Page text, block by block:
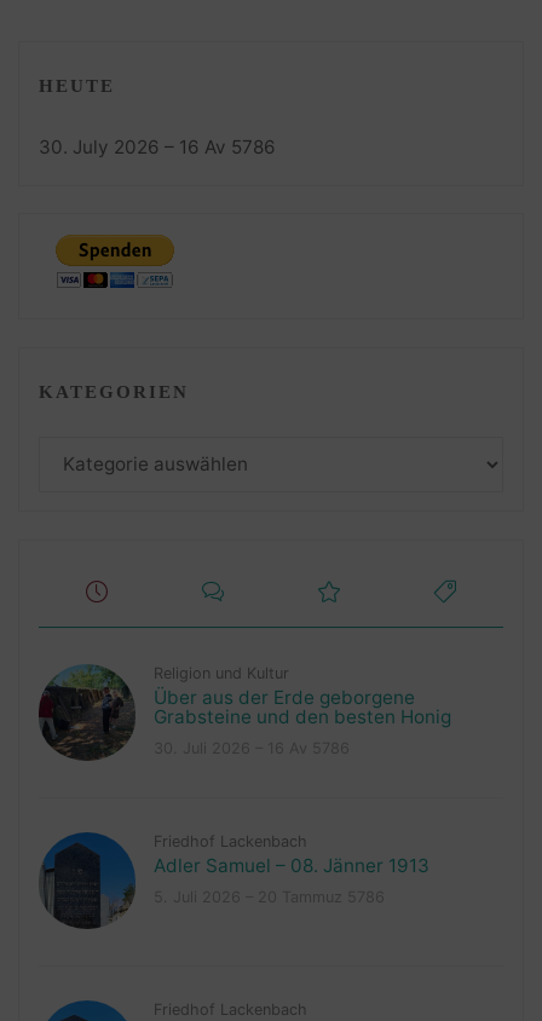
HEUTE
30. July 2026 – 16 Av 5786
KATEGORIEN
Religion und Kultur
Über aus der Erde geborgene
Grabsteine und den besten Honig
Friedhof Lackenbach
Adler Samuel – 08. Jänner 1913
Friedhof Lackenbach